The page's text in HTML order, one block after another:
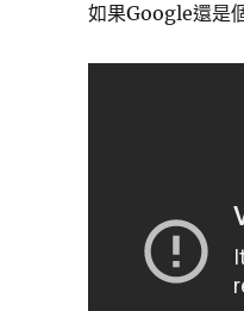
如果Google還是